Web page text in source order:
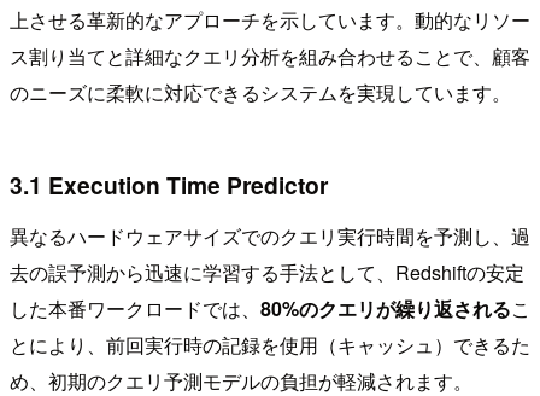
上させる革新的なアプローチを示しています。動的なリソー
ス割り当てと詳細なクエリ分析を組み合わせることで、顧客
のニーズに柔軟に対応できるシステムを実現しています。
3.1 Execution Time Predictor
異なるハードウェアサイズでのクエリ実行時間を予測し、過
去の誤予測から迅速に学習する手法として、Redshiftの安定
した本番ワークロードでは、 80%のクエリが繰り返されるこ
とにより、前回実行時の記録を使用（キャッシュ）できるた
め、初期のクエリ予測モデルの負担が軽減されます。